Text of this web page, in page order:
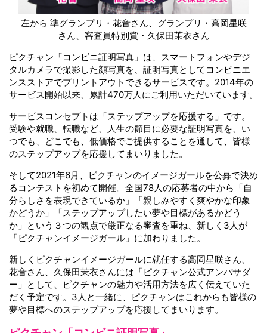
左から 準グランプリ・花音さん、グランプリ・高岡星咲
さん、審査員特別賞・久保田茉衣さん
ピクチャン「コンビニ証明写真」は、スマートフォンやデジ
タルカメラで撮影した顔写真を、証明写真としてコンビニエ
ンスストアでプリントアウトできるサービスです。2014年の
サービス開始以来、累計470万人にご利用いただいています。
サービスコンセプトは「ステップアップを応援する」です。
受験や就職、転職など、人生の節目に必要な証明写真を、い
つでも、どこでも、低価格でご提供することを通して、皆様
のステップアップを応援してまいりました。
そして2021年6月、ピクチャンのイメージガールを公募で決め
るコンテストを初めて開催。全国78人の応募者の中から「自
分らしさを表現できているか」「親しみやすく爽やかな印象
かどうか」「ステップアップしたい夢や目標があるかどう
か」という３つの観点で厳正なる審査を重ね、新しく3人が
「ピクチャンイメージガール」に加わりました。
新しくピクチャンイメージガールに就任する高岡星咲さん、
花音さん、久保田茉衣さんには「ピクチャン公式アンバサダ
ー」として、ピクチャンの魅力や活用方法を広く伝えていた
だく予定です。3人と一緒に、ピクチャンはこれからも皆様の
夢や目標へのステップアップを応援してまいります。